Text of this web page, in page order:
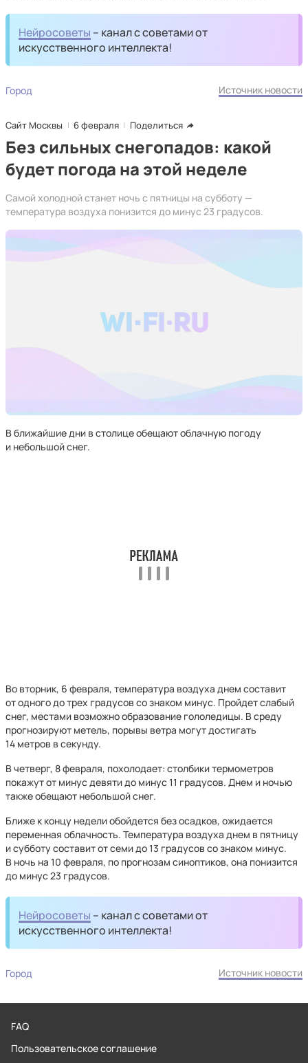
Нейросоветы – канал с советами от
искусственного интеллекта!
Город Источник новости
Сайт Москвы 6 февраля Поделиться
Без сильных снегопадов: какой
будет погода на этой неделе
Самой холодной станет ночь с пятницы на субботу —
температура воздуха понизится до минус 23 градусов.
В ближайшие дни в столице обещают облачную погоду
и небольшой снег.
Во вторник, 6 февраля, температура воздуха днем составит
от одного до трех градусов со знаком минус. Пройдет слабый
снег, местами возможно образование гололедицы. В среду
прогнозируют метель, порывы ветра могут достигать
14 метров в секунду.
В четверг, 8 февраля, похолодает: столбики термометров
покажут от минус девяти до минус 11 градусов. Днем и ночью
также обещают небольшой снег.
Ближе к концу недели обойдется без осадков, ожидается
переменная облачность. Температура воздуха днем в пятницу
и субботу составит от семи до 13 градусов со знаком минус.
В ночь на 10 февраля, по прогнозам синоптиков, она понизится
до минус 23 градусов.
Нейросоветы – канал с советами от
искусственного интеллекта!
Город Источник новости
FAQ
Пользовательское соглашение